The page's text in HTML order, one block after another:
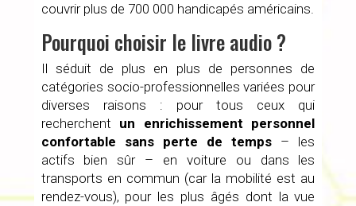
couvrir plus de 700 000 handicapés américains.
Pourquoi choisir le livre audio ?
Il séduit de plus en plus de personnes de
catégories socio-professionnelles variées pour
diverses raisons : pour tous ceux qui
recherchent un enrichissement personnel
confortable sans perte de temps – les
actifs bien sûr – en voiture ou dans les
transports en commun (car la mobilité est au
rendez-vous), pour les plus âgés dont la vue